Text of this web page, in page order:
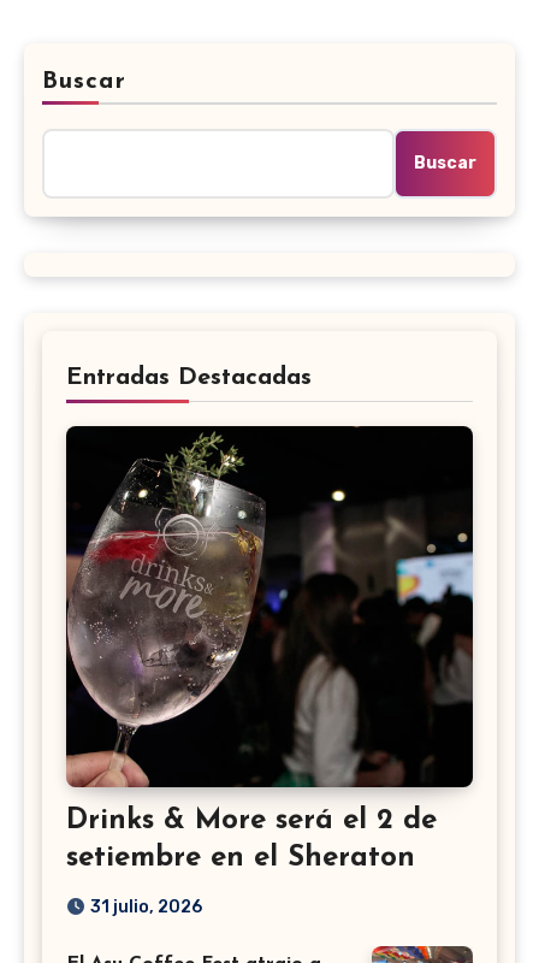
Buscar
Buscar
Entradas Destacadas
Drinks & More será el 2 de
setiembre en el Sheraton
31 julio, 2026